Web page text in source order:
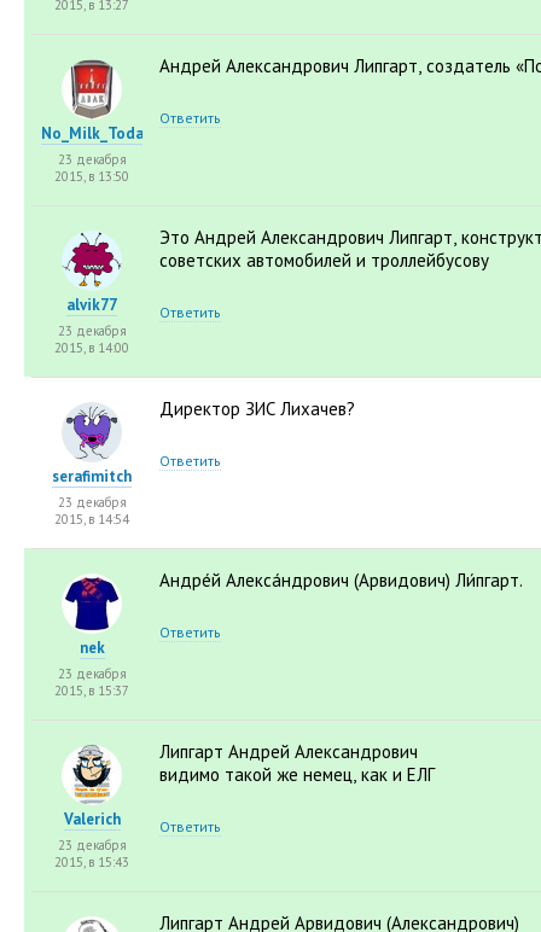
2015, в 13:27
Андрей Александрович Липгарт, создатель «
Ответить
No_Milk_Today
23 декабря
2015, в 13:50
Это Андрей Александрович Липгарт,
советских автомобилей и троллейбусову
Ответить
alvik77
23 декабря
2015, в 14:00
Директор ЗИС Лихачев?
Ответить
serafimitch
23 декабря
2015, в 14:54
Андре́й Алекса́ндрович (Арвидович) Ли́пгарт.
Ответить
nek
23 декабря
2015, в 15:37
Липгарт Андрей Александрович
видимо такой же немец, как и ЕЛГ
Ответить
Valerich
23 декабря
2015, в 15:43
Липгарт Андрей Арвидович (Александрович)